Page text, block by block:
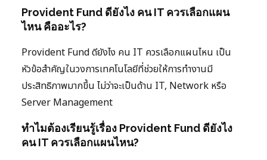
Provident Fund ดียังไง คน IT ควรเลือกแผน
ไหน คืออะไร?
Provident Fund ดียังไง คน IT ควรเลือกแผนไหน เป็น
หัวข้อสำคัญในวงการเทคโนโลยีที่ช่วยให้การทำงานมี
ประสิทธิภาพมากขึ้น ไม่ว่าจะเป็นด้าน IT, Network หรือ
Server Management
ทำไมต้องเรียนรู้เรื่อง Provident Fund ดียังไง
คน IT ควรเลือกแผนไหน?